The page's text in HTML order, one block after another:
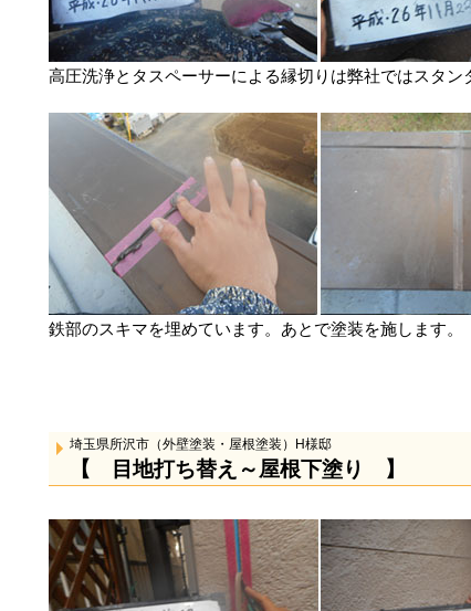
高圧洗浄とタスペーサーによる縁切りは弊社ではスタン
鉄部のスキマを埋めています。あとで塗装を施します。
埼玉県所沢市（外壁塗装・屋根塗装）H様邸
【 目地打ち替え～屋根下塗り 】